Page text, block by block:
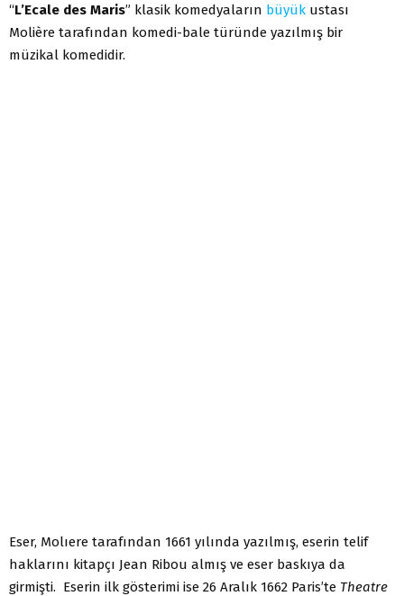
“L’Ecale des Maris” klasik komedyaların büyük ustası
Molière tarafından komedi-bale türünde yazılmış bir
müzikal komedidir.
Eser, Molıere tarafından 1661 yılında yazılmış, eserin telif
haklarını kitapçı Jean Ribou almış ve eser baskıya da
girmişti. Eserin ilk gösterimi ise 26 Aralık 1662 Paris’te Theatre